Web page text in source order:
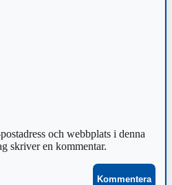
och webbplats i denna
skriver en kommentar.